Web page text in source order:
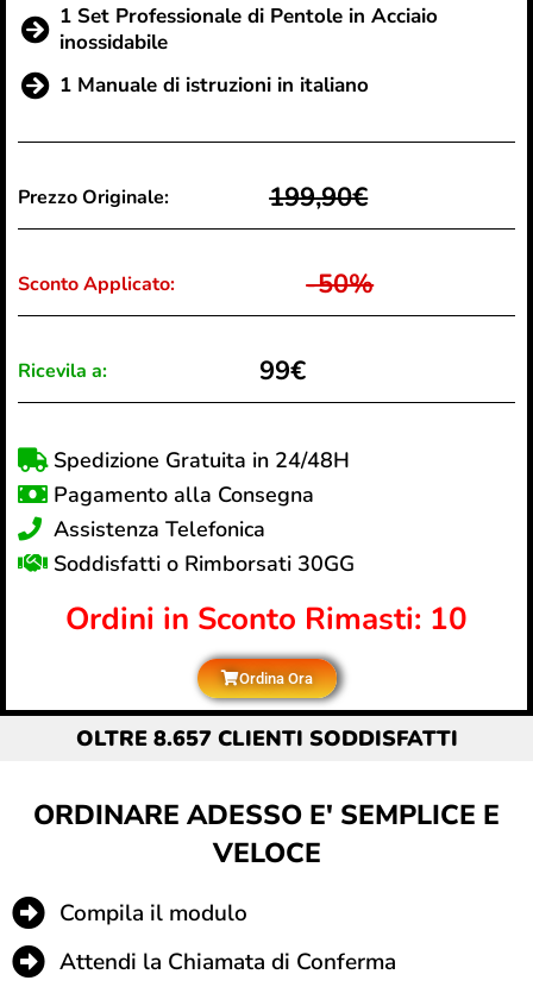
1 Set Professionale di Pentole in Acciaio
inossidabile
1 Manuale di istruzioni in italiano
Prezzo Originale: 199,90€
Sconto Applicato: -50%
Ricevila a: 99€
Spedizione Gratuita in 24/48H
Pagamento alla Consegna
Assistenza Telefonica
Soddisfatti o Rimborsati 30GG
Ordini in Sconto Rimasti: 10
Ordina Ora
OLTRE 8.657 CLIENTI SODDISFATTI
ORDINARE ADESSO E' SEMPLICE E
VELOCE
Compila il modulo
Attendi la Chiamata di Conferma